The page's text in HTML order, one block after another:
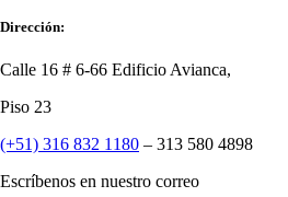
Dirección:
Calle 16 # 6-66 Edificio Avianca,
Piso 23
(+51) 316 832 1180 – 313 580 4898
Escríbenos en nuestro correo